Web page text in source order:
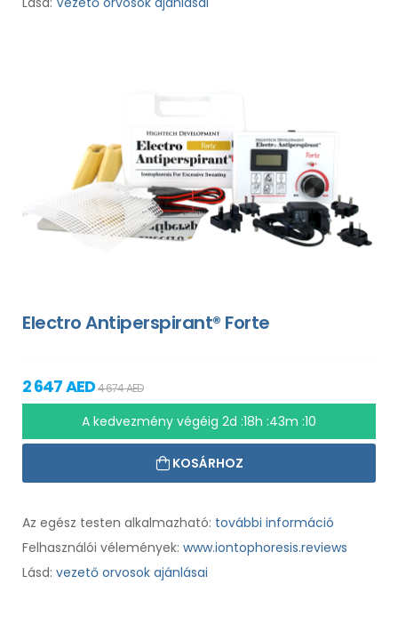
Electro Antiperspirant® Forte
2 647 AED4 674 AED
A kedvezmény végéig 2d :18h :43m :09
KOSÁRHOZ
Az egész testen alkalmazható: további információ
Felhasználói vélemények: www.iontophoresis.reviews
Lásd: vezető orvosok ajánlásai